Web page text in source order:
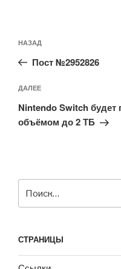
по
записям
Предыдущая
запись:
НАЗАД
Пост №2952826
Следующая
запись
ДАЛЕЕ
Nintendo Switch
объёмом до 2 ТБ
СТРАНИЦЫ